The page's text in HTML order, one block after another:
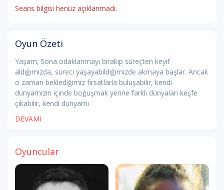
Seans bilgisi henüz açıklanmadı.
Oyun Özeti
Yaşam; Sona odaklanmayı bırakıp süreçten keyif
aldığımızda, süreci yaşayabildiğimizde akmaya başlar. Ancak
o zaman beklediğimiz fırsatlarla buluşabilir, kendi
dünyamızın içinde boğuşmak yerine farklı dünyaları keşfe
çıkabilir, kendi dünyamı
DEVAMI
Oyuncular